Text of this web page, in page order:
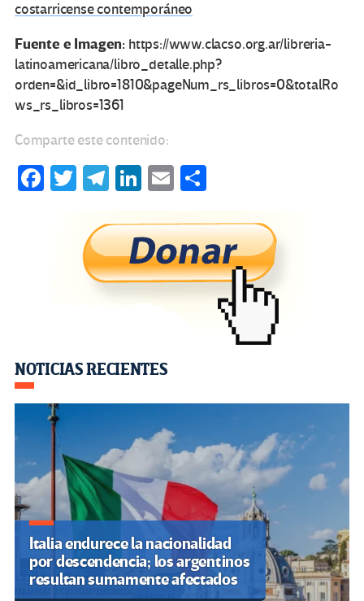
costarricense contemporáneo
Fuente e Imagen: https://www.clacso.org.ar/libreria-
latinoamericana/libro_detalle.php?
orden=&id_libro=1810&pageNum_rs_libros=0&totalRo
ws_rs_libros=1361
Comparte este contenido:
Fa T
tt
er
Te
gr
a
m
Li
ke
dI
n
E
ail m
p
ar
tir
Navegación
de
entradas
NOTICIAS RECIENTES
Italia endurece la nacionalidad
por descendencia; los argentinos
resultan sumamente afectados